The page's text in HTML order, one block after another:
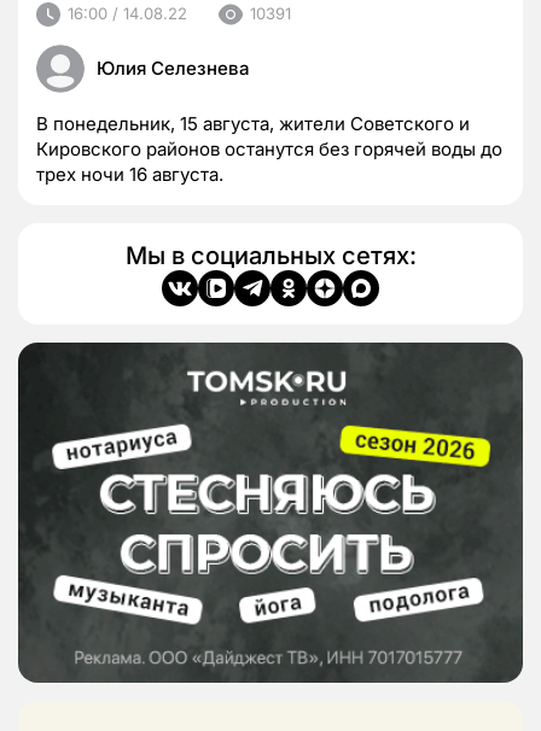
16:00 / 14.08.22 10391
Юлия Селезнева
В понедельник, 15 августа, жители Советского и
Кировского районов останутся без горячей воды до
трех ночи 16 августа.
Мы в социальных сетях: